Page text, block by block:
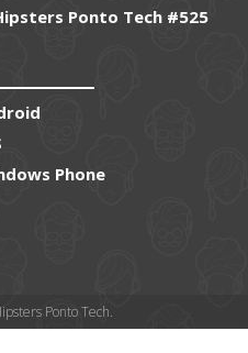
Ponto Tech #525
Phone
Ponto Tech.